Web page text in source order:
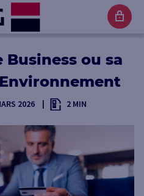
Business ou sa
2026 2 MIN